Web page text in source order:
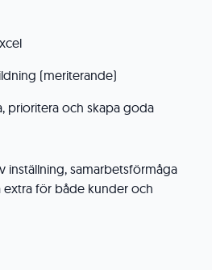
(meriterande)
prioritera och skapa goda
inställning, samarbetsförmåga
extra för både kunder och